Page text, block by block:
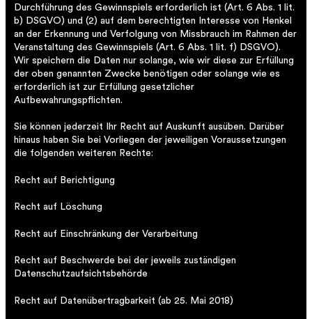
Durchführung des Gewinnspiels erforderlich ist (Art. 6 Abs. 1 lit.
b) DSGVO) und (2) auf dem berechtigten Interesse von Henkel
an der Erkennung und Verfolgung von Missbrauch im Rahmen der
Veranstaltung des Gewinnspiels (Art. 6 Abs. 1 lit. f) DSGVO).
Wir speichern die Daten nur solange, wie wir diese zur Erfüllung
der oben genannten Zwecke benötigen oder solange wie es
erforderlich ist zur Erfüllung gesetzlicher
Aufbewahrungspflichten.
Sie können jederzeit Ihr Recht auf Auskunft ausüben. Darüber
hinaus haben Sie bei Vorliegen der jeweiligen Voraussetzungen
die folgenden weiteren Rechte:
Recht auf Berichtigung
Recht auf Löschung
Recht auf Einschränkung der Verarbeitung
Recht auf Beschwerde bei der jeweils zuständigen
Datenschutzaufsichtsbehörde
Recht auf Datenübertragbarkeit (ab 25. Mai 2018)